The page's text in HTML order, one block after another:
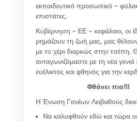
εκπαιδευτικό προσωπικό –
επιστάτες.
Κυβέρνηση – ΕΕ – κεφάλαιο, οι
ρημάζουν τη ζωή μας, μας
με το χέρι διαρκώς στην τσέπη.
ανταγωνιζόμαστε με τη νέα γενιά
ευέλικτος και φθηνός για την
Φθάνει πια!!!
Η Ένωση Γονέων Λειβαθούς
Να καλυφθούν εδώ και τώρα